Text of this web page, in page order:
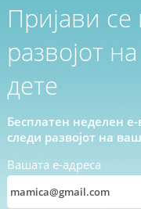
Пријави
развојот
дете
Бесплатен неделен е-
следи развојот на
Вашата е-адреса